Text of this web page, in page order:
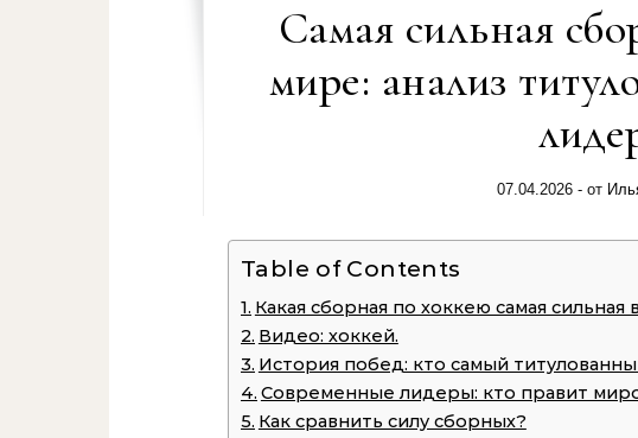
Самая сильная
мире: анализ
07.04.2026 - от
Table of Contents
Какая сборная по хоккею самая сильная
Видео: хоккей.
История побед: кто самый
Современные лидеры: кто правит
Как сравнить силу сборных?